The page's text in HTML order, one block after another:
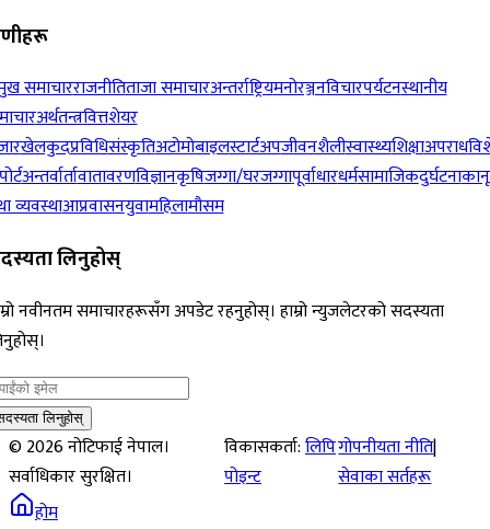
समाचारराजनीतिताजा समाचारअन्तर्राष्ट्रियमनोरञ्जनविचारपर्यटनस्थानीय
अर्थतन्त्रवित्तशेयर
खेलकुदप्रविधिसंस्कृतिअटोमोबाइलस्टार्टअपजीवनशैलीस्वास्थ्यशिक्षाअपराध
अन्तर्वार्तावातावरणविज्ञानकृषिजग्गा/घरजग्गापूर्वाधारधर्मसामाजिकदुर्घटना
व्यवस्थाआप्रवासनयुवामहिलामौसम
लिनुहोस्
नवीनतम समाचारहरूसँग अपडेट रहनुहोस्। हाम्रो न्युजलेटरको सदस्यता
लिनुहोस्
©2026नोटिफाई नेपाल।
सर्वाधिकार सुरक्षित।
विकासकर्ता:लिपि
पोइन्ट
गोपनीयता नीति|
सेवाका सर्तहरू
होम